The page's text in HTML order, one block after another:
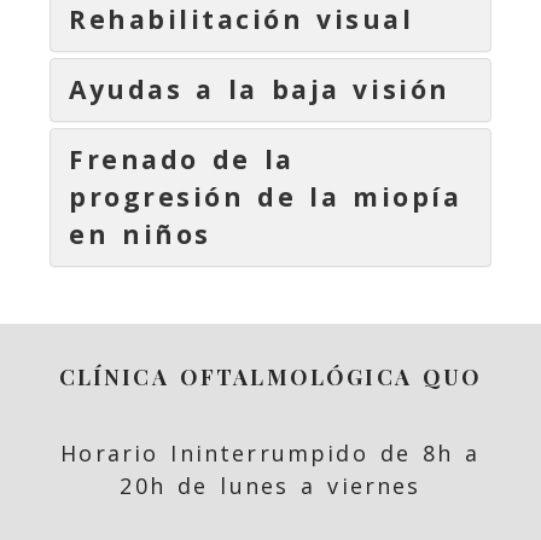
Rehabilitación visual
Ayudas a la baja visión
Frenado de la
progresión de la miopía
en niños
CLÍNICA OFTALMOLÓGICA QUO
Horario Ininterrumpido de 8h a
20h de lunes a viernes